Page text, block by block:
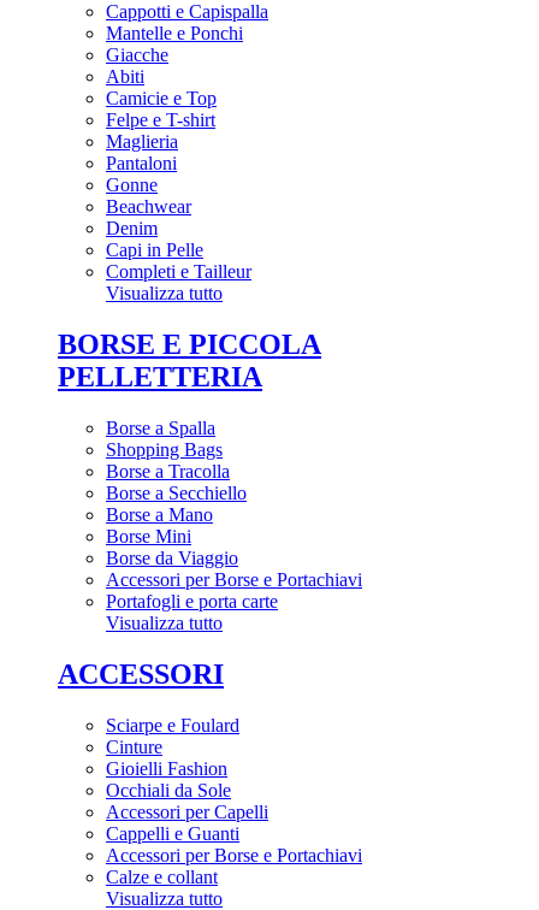
Cappotti e Capispalla
Mantelle e Ponchi
Giacche
Abiti
Camicie e Top
Felpe e T-shirt
Maglieria
Pantaloni
Gonne
Beachwear
Denim
Capi in Pelle
Completi e Tailleur
Visualizza tutto
BORSE E PICCOLA
PELLETTERIA
Borse a Spalla
Shopping Bags
Borse a Tracolla
Borse a Secchiello
Borse a Mano
Borse Mini
Borse da Viaggio
Accessori per Borse e Portachiavi
Portafogli e porta carte
Visualizza tutto
ACCESSORI
Sciarpe e Foulard
Cinture
Gioielli Fashion
Occhiali da Sole
Accessori per Capelli
Cappelli e Guanti
Accessori per Borse e Portachiavi
Calze e collant
Visualizza tutto